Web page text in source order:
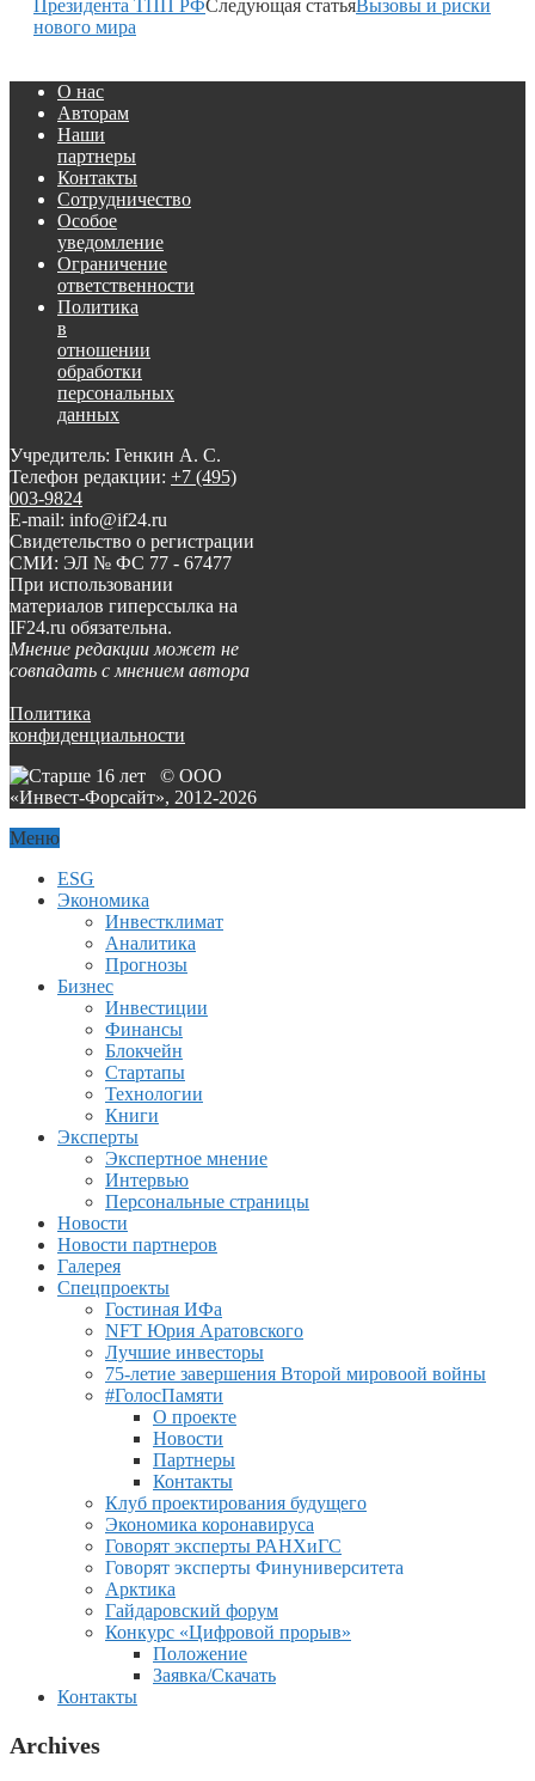
Президента ТПП РФСледующая статьяВызовы и риски
нового мира
О нас
Авторам
Наши
партнеры
Контакты
Сотрудничество
Особое
уведомление
Ограничение
ответственности
Политика
в
отношении
обработки
персональных
данных
Учредитель: Генкин А. С.
Телефон редакции: +7 (495)
003-9824
E-mail: info@if24.ru
Свидетельство о регистрации
СМИ: ЭЛ № ФС 77 - 67477
При использовании
материалов гиперссылка на
IF24.ru обязательна.
Мнение редакции может не
совпадать с мнением автора
Политика
конфиденциальности
© ООО
«Инвест-Форсайт», 2012-2026
Меню
ESG
Экономика
Инвестклимат
Аналитика
Прогнозы
Бизнес
Инвестиции
Финансы
Блокчейн
Стартапы
Технологии
Книги
Эксперты
Экспертное мнение
Интервью
Персональные страницы
Новости
Новости партнеров
Галерея
Спецпроекты
Гостиная ИФа
NFT Юрия Аратовского
Лучшие инвесторы
75-летие завершения Второй мировоой войны
#ГолосПамяти
О проекте
Новости
Партнеры
Контакты
Клуб проектирования будущего
Экономика коронавируса
Говорят эксперты РАНХиГС
Говорят эксперты Финуниверситета
Арктика
Гайдаровский форум
Конкурс «Цифровой прорыв»
Положение
Заявка/Скачать
Контакты
Archives